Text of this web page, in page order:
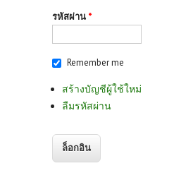
รหัสผ่าน *
Remember me
สร้างบัญชีผู้ใช้ใหม่
ลืมรหัสผ่าน